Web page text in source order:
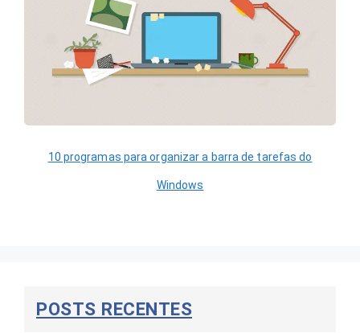
10 programas para organizar a barra de tarefas do
Windows
POSTS RECENTES